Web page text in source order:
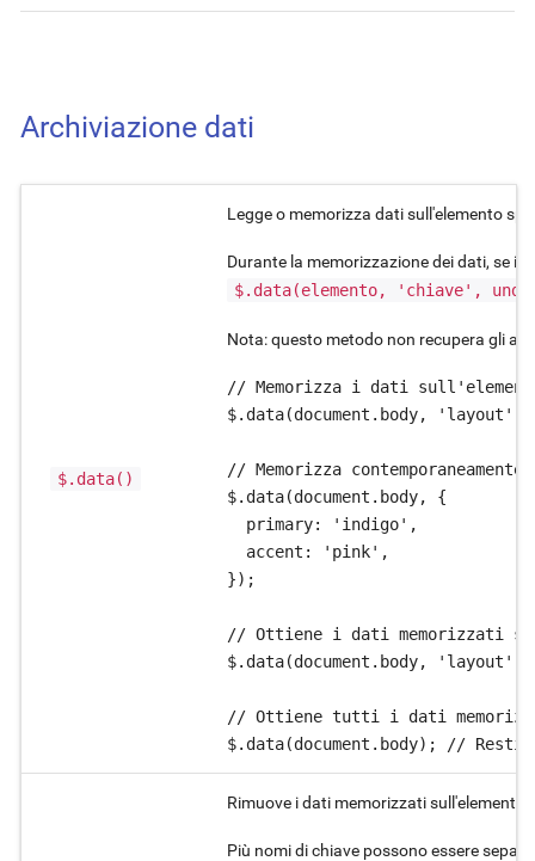
Archiviazione dati
$.data()
Legge o memorizza dati sull'elemento
Durante la memorizzazione dei dati, se il
$.data(elemento, 'chiave',
Nota: questo metodo non recupera gli
// Memorizza i dati
$.data(document.body,
// Memorizza
$.data(document.body, {
  primary: 'indigo',
  accent: 'pink',
});
// Ottiene i dati memorizzati
$.data(document.body,
// Ottiene tutti i dati
$.data(document.body); //
Rimuove i dati memorizzati sull'elemento
Più nomi di chiave possono essere